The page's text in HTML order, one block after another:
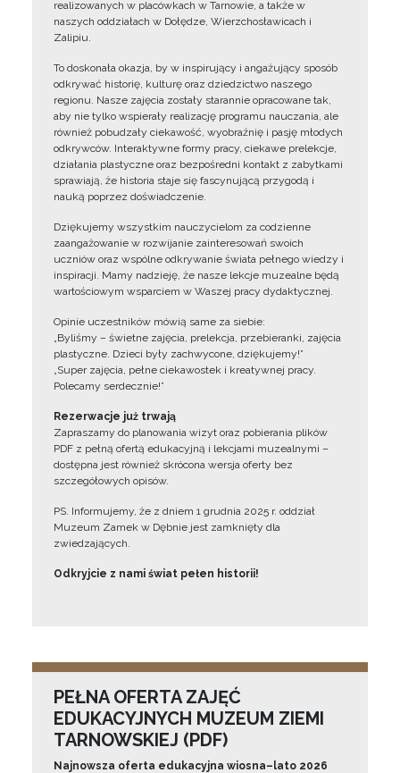
realizowanych w placówkach w Tarnowie, a także w
naszych oddziałach w Dołędze, Wierzchosławicach i
Zalipiu.
To doskonała okazja, by w inspirujący i angażujący sposób
odkrywać historię, kulturę oraz dziedzictwo naszego
regionu. Nasze zajęcia zostały starannie opracowane tak,
aby nie tylko wspierały realizację programu nauczania, ale
również pobudzały ciekawość, wyobraźnię i pasję młodych
odkrywców. Interaktywne formy pracy, ciekawe prelekcje,
działania plastyczne oraz bezpośredni kontakt z zabytkami
sprawiają, że historia staje się fascynującą przygodą i
nauką poprzez doświadczenie.
Dziękujemy wszystkim nauczycielom za codzienne
zaangażowanie w rozwijanie zainteresowań swoich
uczniów oraz wspólne odkrywanie świata pełnego wiedzy i
inspiracji. Mamy nadzieję, że nasze lekcje muzealne będą
wartościowym wsparciem w Waszej pracy dydaktycznej.
Opinie uczestników mówią same za siebie:
„Byliśmy – świetne zajęcia, prelekcja, przebieranki, zajęcia
plastyczne. Dzieci były zachwycone, dziękujemy!”
„Super zajęcia, pełne ciekawostek i kreatywnej pracy.
Polecamy serdecznie!”
Rezerwacje już trwają
Zapraszamy do planowania wizyt oraz pobierania plików
PDF z pełną ofertą edukacyjną i lekcjami muzealnymi –
dostępna jest również skrócona wersja oferty bez
szczegółowych opisów.
PS. Informujemy, że z dniem 1 grudnia 2025 r. oddział
Muzeum Zamek w Dębnie jest zamknięty dla
zwiedzających.
Odkryjcie z nami świat pełen historii!
PEŁNA OFERTA ZAJĘĆ
EDUKACYJNYCH MUZEUM ZIEMI
TARNOWSKIEJ (PDF)
Najnowsza oferta edukacyjna wiosna–lato 2026